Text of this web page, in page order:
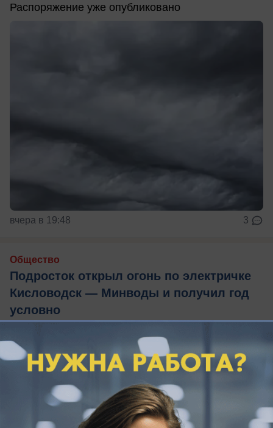
Распоряжение уже опубликовано
вчера в 19:48 3
Общество
Подросток открыл огонь по электричке
Кисловодск — Минводы и получил год
условно
повредили два вагона